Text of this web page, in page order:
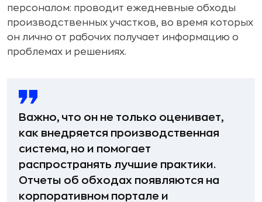
персоналом: проводит ежедневные обходы
производственных участков, во время которых
он лично от рабочих получает информацию о
проблемах и решениях.
Важно, что он не только оценивает,
как внедряется производственная
система, но и помогает
распространять лучшие практики.
Отчеты об обходах появляются на
корпоративном портале и